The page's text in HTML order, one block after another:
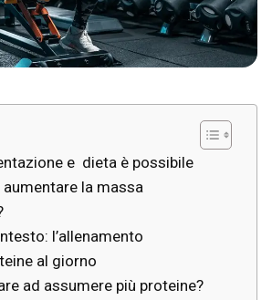
e dieta è possibile
la massa
l’allenamento
al giorno
ad assumere più proteine?